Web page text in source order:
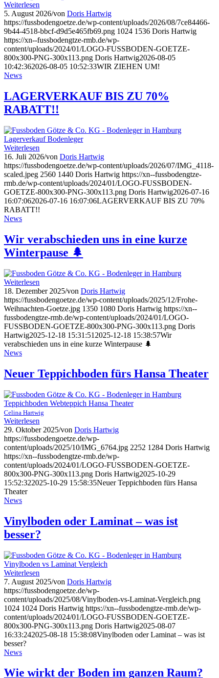
Weiterlesen
5. August 2026/von Doris Hartwig
https://fussbodengoetze.de/wp-content/uploads/2026/08/7ce84466-
9b44-4518-bbcf-d9d5e465fb69.png 1024 1536 Doris Hartwig
https://xn--fussbodengtze-rmb.de/wp-
content/uploads/2024/01/LOGO-FUSSBODEN-GOETZE-
800x300-PNG-300x113.png Doris Hartwig2026-08-05
10:42:362026-08-05 10:52:33WIR ZIEHEN UM!
News
LAGERVERKAUF BIS ZU 70%
RABATT!!
Weiterlesen
16. Juli 2026/von Doris Hartwig
https://fussbodengoetze.de/wp-content/uploads/2026/07/IMG_4118-
scaled.jpeg 2560 1440 Doris Hartwig https://xn--fussbodengtze-
rmb.de/wp-content/uploads/2024/01/LOGO-FUSSBODEN-
GOETZE-800x300-PNG-300x113.png Doris Hartwig2026-07-16
16:07:062026-07-16 16:07:06LAGERVERKAUF BIS ZU 70%
RABATT!!
News
Wir verabschieden uns in eine kurze
Winterpause 🌲
Weiterlesen
18. Dezember 2025/von Doris Hartwig
https://fussbodengoetze.de/wp-content/uploads/2025/12/Frohe-
Weihnachten-Goetze.jpg 1350 1080 Doris Hartwig https://xn--
fussbodengtze-rmb.de/wp-content/uploads/2024/01/LOGO-
FUSSBODEN-GOETZE-800x300-PNG-300x113.png Doris
Hartwig2025-12-18 15:31:51 2025-12-18 15:38:57Wir
verabschieden uns in eine kurze Winterpause 🌲
News
Neuer Teppichboden fürs Hansa Theater
Celina Hartwig
Weiterlesen
29. Oktober 2025/von Doris Hartwig
https://fussbodengoetze.de/wp-
content/uploads/2025/10/IMG_6764.jpg 2252 1284 Doris Hartwig
https://xn--fussbodengtze-rmb.de/wp-
content/uploads/2024/01/LOGO-FUSSBODEN-GOETZE-
800x300-PNG-300x113.png Doris Hartwig2025-10-29
15:52:322025-10-29 15:58:35Neuer Teppichboden fürs Hansa
Theater
News
Vinylboden oder Laminat – was ist
besser?
Weiterlesen
7. August 2025/von Doris Hartwig
https://fussbodengoetze.de/wp-
content/uploads/2025/08/Vinylboden-vs-Laminat-Vergleich.png
1024 1024 Doris Hartwig https://xn--fussbodengtze-rmb.de/wp-
content/uploads/2024/01/LOGO-FUSSBODEN-GOETZE-
800x300-PNG-300x113.png Doris Hartwig2025-08-07
16:33:242025-08-18 15:38:08Vinylboden oder Laminat – was ist
besser?
News
Wie wirkt der Boden im ganzen Raum?